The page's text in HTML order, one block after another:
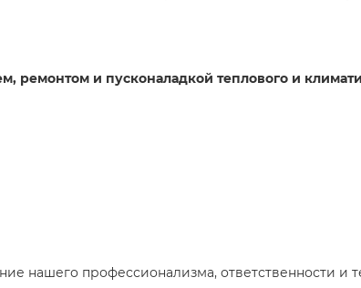
ремонтом и пусконаладкой теплового и
нашего профессионализма, ответственности и